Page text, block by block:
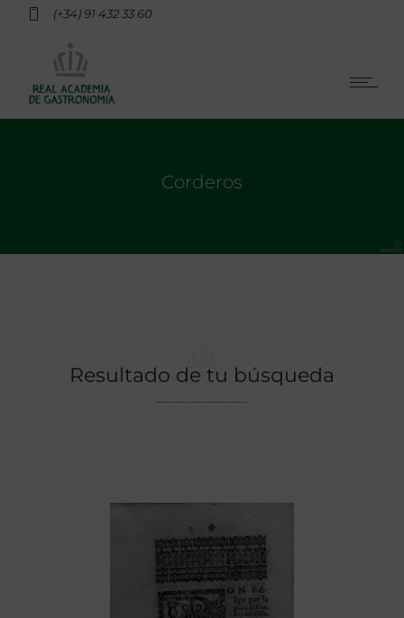
(+34) 91 432 33 60
Corderos
Resultado de tu búsqueda